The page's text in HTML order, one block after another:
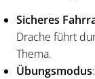
Sicheres
Drache führt
Thema.
Übungsmodus